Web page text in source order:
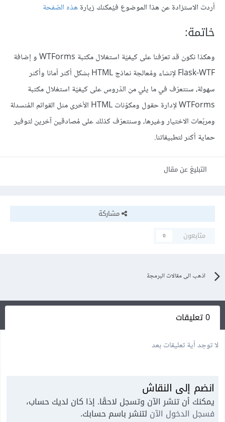
أردت الاستزادة عن هذا الموضوع فيُمكنك زيارةهذه الصّفحة
خاتمة:
وهكذا نكون قد تعرّفنا على كيفيّة استغلال مكتبة WTForms و إضافة
Flask-WTF لإنشاء ومُعالجة نماذج HTML بشكل أكثر أمانا وأكثر
سهولة، سنتعرّف في ما يلي من الدّروس على كيفيّة استغلال مكتبة
WTForms لإدارة حقول ومكوّنات HTML الأخرى مثل القوائم المُنسدلة
ومربّعات الاختيار وغيرها، وسنتعرّف كذلك على مُصادقين آخرين لتوفير
حماية أكثر لتطبيقاتنا.
التبليغ عن مقال
مشاركة
متابعون
0
اذهب الى مقالات البرمجة
0 تعليقات
لا توجد أية تعليقات بعد
انضم إلى النقاش
يمكنك أن تنشر الآن وتسجل لاحقًا. إذا كان لديك حساب،
فسجل الدخول الآن لتنشر باسم حسابك.